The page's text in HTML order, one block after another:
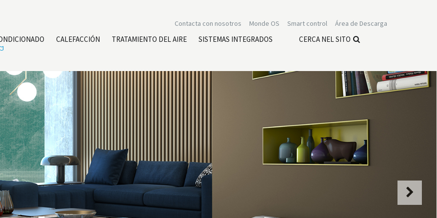
Área de Descarga
Smart control
Monde OS
Contacta con nosotros
CALEFACCIÓN TRATAMIENTO DEL AIRE SISTEMAS INTEGRADOS
CERCA NEL SITO